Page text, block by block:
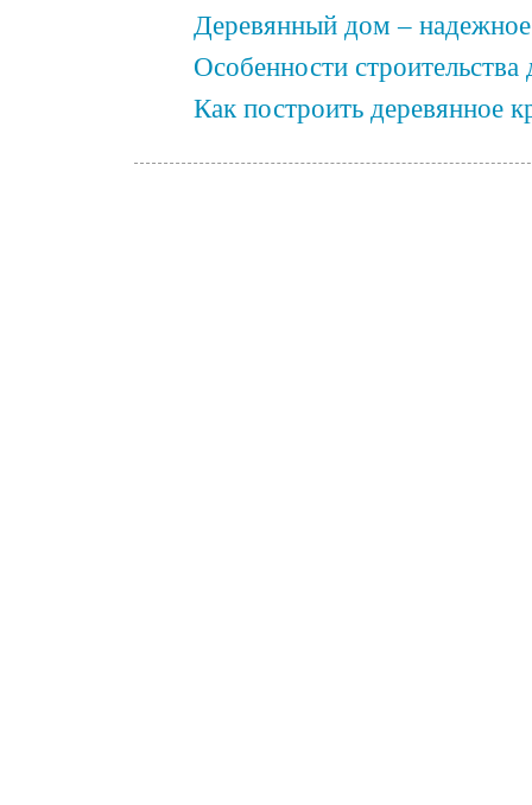
Деревянный дом – надежное
Особенности
Как построить деревянное